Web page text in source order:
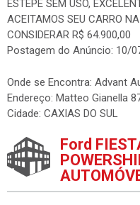
ESTEPE SEM USO,
ACEITAMOS SEU CARRO
CONSIDERAR R$ 64.900,00
Postagem do Anúncio: 10/
Onde se Encontra: Advant
Endereço: Matteo Gianella
Cidade: CAXIAS DO SUL
Ford